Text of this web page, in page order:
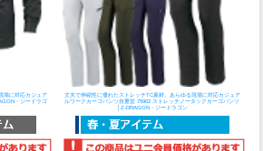
場に対応カジュア
・ジードラゴ
丈夫で伸縮性に優れたストレッチTC素材。あらゆる現場に対応カジュア
ルワークカーゴパンツ自重堂 75902 ストレッチノータックカーゴパンツ
│Z-DRAGON・ジードラゴン